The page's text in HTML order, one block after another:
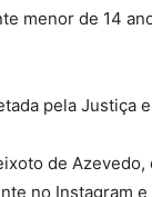
menor de 14
pela Justiça
de
no Instagram e